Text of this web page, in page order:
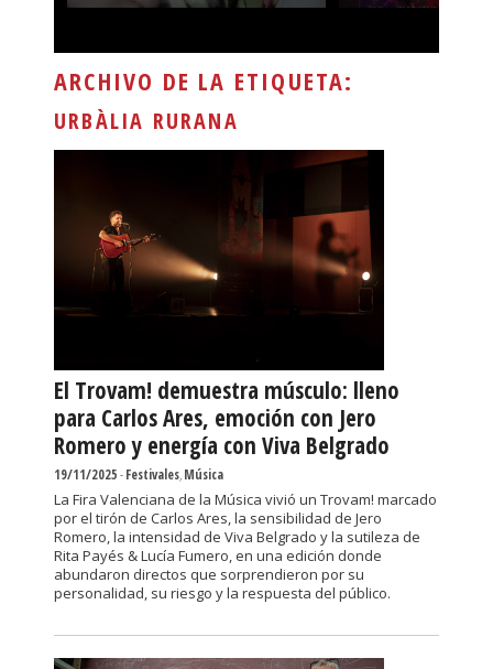
ARCHIVO DE LA ETIQUETA:
URBÀLIA RURANA
El Trovam! demuestra músculo: lleno
para Carlos Ares, emoción con Jero
Romero y energía con Viva Belgrado
19/11/2025-Festivales,Música
La Fira Valenciana de la Música vivió un Trovam! marcado
por el tirón de Carlos Ares, la sensibilidad de Jero
Romero, la intensidad de Viva Belgrado y la sutileza de
Rita Payés & Lucía Fumero, en una edición donde
abundaron directos que sorprendieron por su
personalidad, su riesgo y la respuesta del público.